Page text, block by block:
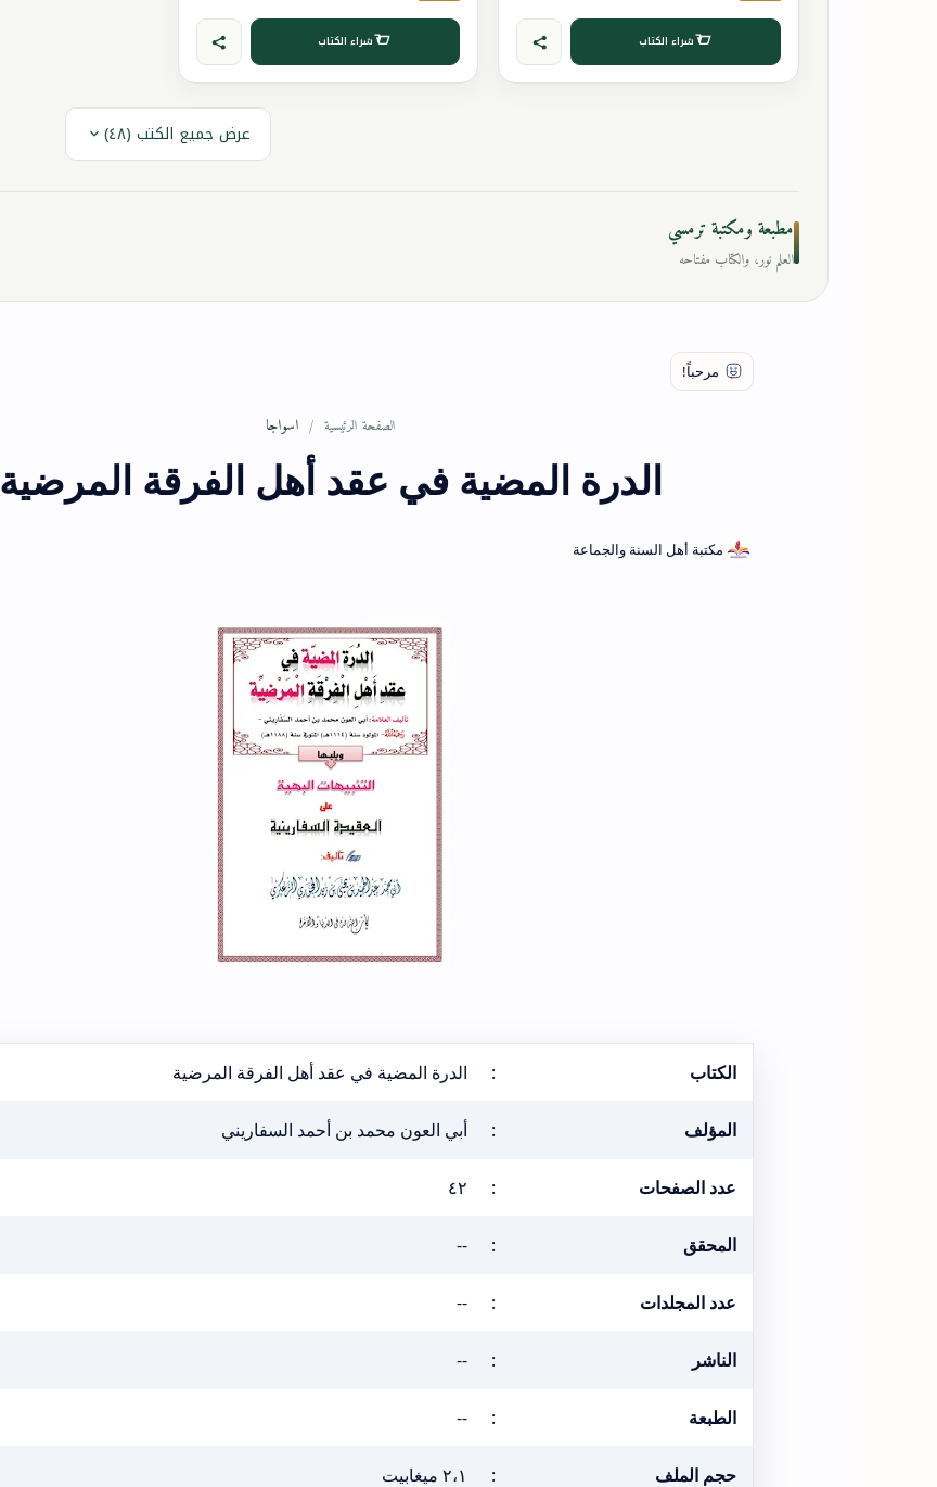
شراء الكتاب شراء الكتاب
عرض جميع الكتب (٤٨)
مطبعة ومكتبة ترمسي
العلم نور، والكتاب مفتاحه
الصفحة الرئيسية اسواجا
الدرة المضية في عقد أهل الفرقة المرضية
الكتاب : الدرة المضية في عقد أهل الفرقة المرضية
المؤلف : أبي العون محمد بن أحمد السفاريني
عدد الصفحات : ٤٢
المحقق :
--
عدد المجلدات :
--
الناشر :
--
الطبعة :
--
حجم الملف : ٢،١ ميغابيت